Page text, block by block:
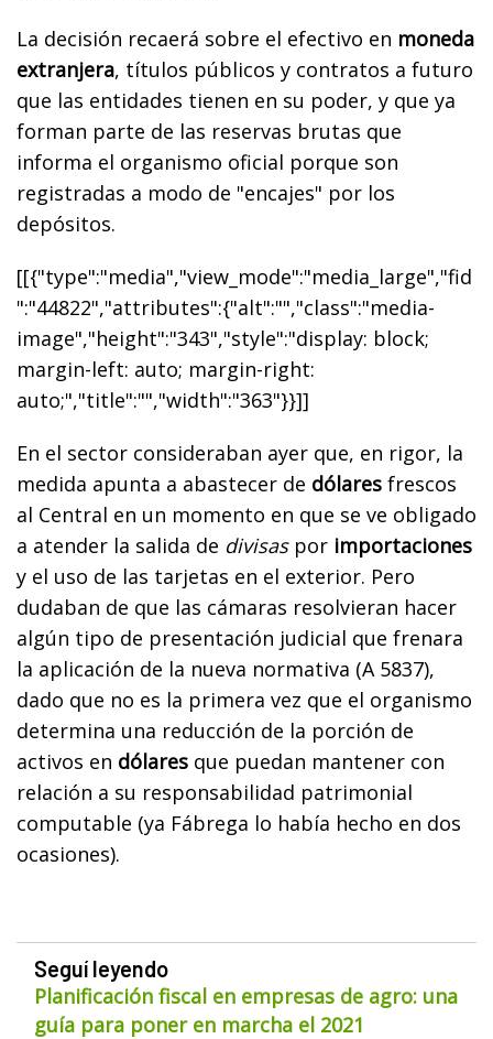
La decisión recaerá sobre el efectivo en moneda
extranjera, títulos públicos y contratos a futuro
que las entidades tienen en su poder, y que ya
forman parte de las reservas brutas que
informa el organismo oficial porque son
registradas a modo de "encajes" por los
depósitos.
[[{"type":"media","view_mode":"media_large","fid
":"44822","attributes":{"alt":"","class":"media-
image","height":"343","style":"display: block;
margin-left: auto; margin-right:
auto;","title":"","width":"363"}}]]
En el sector consideraban ayer que, en rigor, la
medida apunta a abastecer de dólares frescos
al Central en un momento en que se ve obligado
a atender la salida de divisaspor importaciones
y el uso de las tarjetas en el exterior. Pero
dudaban de que las cámaras resolvieran hacer
algún tipo de presentación judicial que frenara
la aplicación de la nueva normativa (A 5837),
dado que no es la primera vez que el organismo
determina una reducción de la porción de
activos en dólares que puedan mantener con
relación a su responsabilidad patrimonial
computable (ya Fábrega lo había hecho en dos
ocasiones).
Seguí leyendo
Planificación fiscal en empresas de agro: una
guía para poner en marcha el 2021